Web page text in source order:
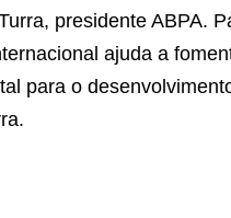
presidente ABPA.
ajuda a
para o